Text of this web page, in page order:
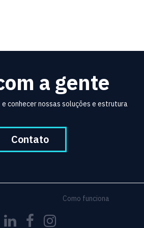
a gente
conhecer nossas soluções e estrutura
Contato
Como funciona